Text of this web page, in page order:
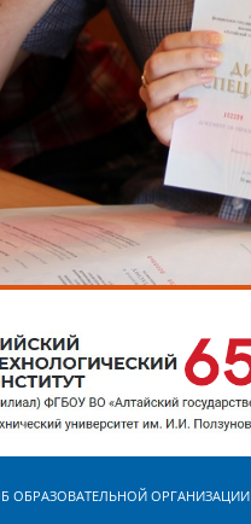
ОБРАЗОВАТЕЛЬНОЙ ОРГАНИЗАЦИИ